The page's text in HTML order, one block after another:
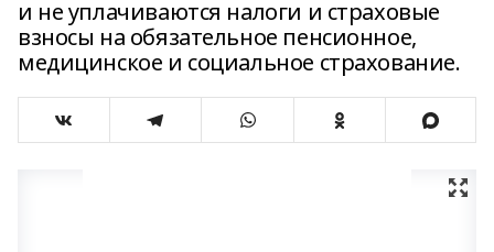
и не уплачиваются налоги и страховые
взносы на обязательное пенсионное,
медицинское и социальное страхование.